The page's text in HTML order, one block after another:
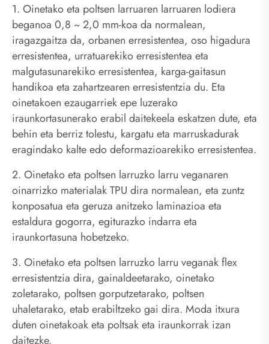
1. Oinetako eta poltsen larruaren larruaren lodiera
beganoa 0,8 ~ 2,0 mm-koa da normalean,
iragazgaitza da, orbanen erresistentea, oso higadura
erresistentea, urratuarekiko erresistentea eta
malgutasunarekiko erresistentea, karga-gaitasun
handikoa eta zahartzearen erresistentzia du. Eta
oinetakoen ezaugarriek epe luzerako
iraunkortasunerako erabil daitekeela eskatzen dute, eta
behin eta berriz tolestu, kargatu eta marruskadurak
eragindako kalte edo deformazioarekiko erresistentea.
2. Oinetako eta poltsen larruzko larru veganaren
oinarrizko materialak TPU dira normalean, eta zuntz
konposatua eta geruza anitzeko laminazioa eta
estaldura gogorra, egiturazko indarra eta
iraunkortasuna hobetzeko.
3. Oinetako eta poltsen larruzko larru veganak flex
erresistentzia dira, gainaldeetarako, oinetako
zoletarako, poltsen gorputzetarako, poltsen
uhaletarako, etab erabiltzeko gai dira. Moda itxura
duten oinetakoak eta poltsak eta iraunkorrak izan
daitezke.